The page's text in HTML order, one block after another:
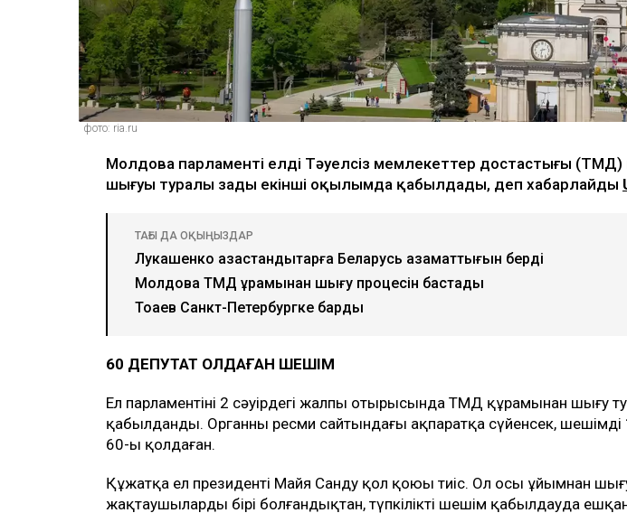
фото: ria.ru
Молдова парламенті елдің Тәуелсіз мемлекеттер достастығы
шығуы туралы заңды екінші оқылымда қабылдады, деп хабарлайды
ТАҒЫ ДА ОҚЫҢЫЗДАР
Лукашенко қазақстандықтарға Беларусь азаматтығын берді
Молдова ТМД құрамынан шығу процесін бастады
Тоқаев Санкт-Петербургке барды
60 ДЕПУТАТ ҚОЛДАҒАН ШЕШІМ
Ел парламентінің 2 сәуірдегі жалпы отырысында ТМД құрамынан шығу
қабылданды. Органның ресми сайтындағы ақпаратқа сүйенсек, шешімді
60-ы қолдаған.
Құжатқа ел президенті Майя Санду қол қоюы тиіс. Ол осы ұйымнан
жақтаушылардың бірі болғандықтан, түпкілікті шешім қабылдауда